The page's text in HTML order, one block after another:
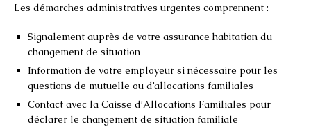
Les démarches administratives urgentes comprennent :
Signalement auprès de votre assurance habitation du
changement de situation
Information de votre employeur si nécessaire pour les
questions de mutuelle ou d’allocations familiales
Contact avec la Caisse d’Allocations Familiales pour
déclarer le changement de situation familiale